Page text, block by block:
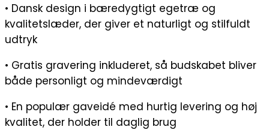
• Dansk design i bæredygtigt egetræ og
kvalitetslæder, der giver et naturligt og stilfuldt
udtryk
• Gratis gravering inkluderet, så budskabet bliver
både personligt og mindeværdigt
• En populær gaveidé med hurtig levering og høj
kvalitet, der holder til daglig brug